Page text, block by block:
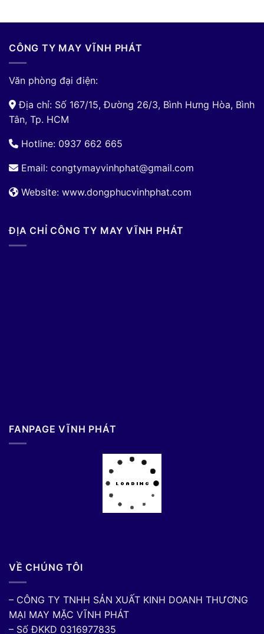
CÔNG TY MAY VĨNH PHÁT
Văn phòng đại điện:
Địa chỉ: Số 167/15, Đường 26/3, Bình Hưng Hòa, Bình
Tân, Tp. HCM
Hotline: 0937 662 665
Email: congtymayvinhphat@gmail.com
Website: www.dongphucvinhphat.com
ĐỊA CHỈ CÔNG TY MAY VĨNH PHÁT
FANPAGE VĨNH PHÁT
VỀ CHÚNG TÔI
– CÔNG TY TNHH SẢN XUẤT KINH DOANH THƯƠNG
MẠI MAY MẶC VĨNH PHÁT
– Số ĐKKD 0316977835